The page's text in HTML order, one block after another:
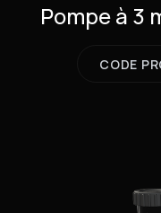
Pompe à 3
CODE